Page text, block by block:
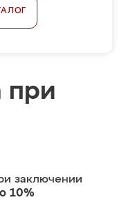
при
заключении
10%